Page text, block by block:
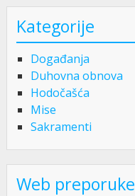
Kategorije
Događanja
Duhovna obnova
Hodočašća
Mise
Sakramenti
Web preporuke